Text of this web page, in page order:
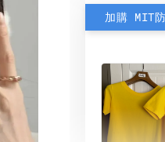
加購 MIT